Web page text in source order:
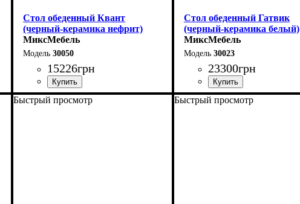
Стол обеденный Квант
(черный-керамика нефрит)
МиксМебель
30050
15226грн
Стол обеденный Гатвик
(черный-керамика белый)
МиксМебель
30023
23300грн
Быстрый просмотр Быстрый просмотр